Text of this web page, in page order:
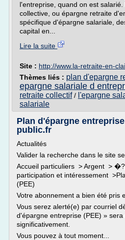
l'entreprise, quand on est
collective, ou épargne retraite
spécifique d'épargne salariale,
capital en...
Lire la suite
Site : http://www.la-retraite-en-
Thèmes liés : plan d'epargne
epargne salariale d
retraite collectif/ l'epargne
salariale
Plan d'épargne
public.fr
Actualités
Valider la recherche dans le site
Accueil particuliers > Argent >
participation et intéressement
(PEE)
Votre abonnement a bien été pris
Vous serez alerté(e) par courriel
d'épargne entreprise (PEE) »
significativement.
Vous pouvez à tout moment...